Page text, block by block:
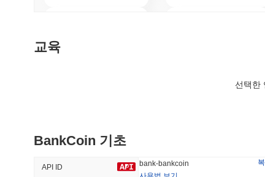
#491
교육
선택한
BankCoin 기초
API ID bank-bankcoin